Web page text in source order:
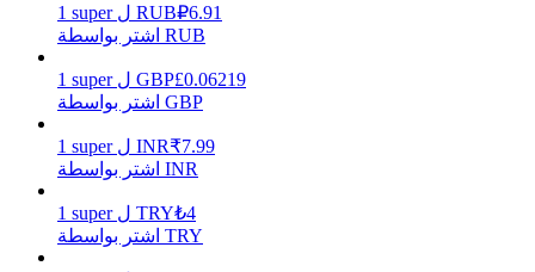
خنزير الطاقة
1 super ل RUB₽6.91
اشتر بواسطة RUB
1 super ل GBP£0.06219
اشتر بواسطة GBP
1 super ل INR₹7.99
اشتر بواسطة INR
1 super ل TRY₺4
اشتر بواسطة TRY